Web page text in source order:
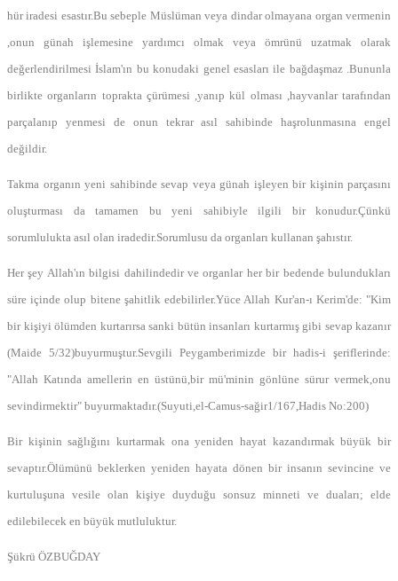
hür iradesi esastır.Bu sebeple Müslüman veya dindar olmayana organ vermenin
,onun günah işlemesine yardımcı olmak veya ömrünü uzatmak olarak
değerlendirilmesi İslam'ın bu konudaki genel esasları ile bağdaşmaz .Bununla
birlikte organların toprakta çürümesi ,yanıp kül olması ,hayvanlar tarafından
parçalanıp yenmesi de onun tekrar asıl sahibinde haşrolunmasına engel
değildir.
Takma organın yeni sahibinde sevap veya günah işleyen bir kişinin parçasını
oluşturması da tamamen bu yeni sahibiyle ilgili bir konudur.Çünkü
sorumlulukta asıl olan iradedir.Sorumlusu da organları kullanan şahıstır.
Her şey Allah'ın bilgisi dahilindedir ve organlar her bir bedende bulundukları
süre içinde olup bitene şahitlik edebilirler.Yüce Allah Kur'an-ı Kerim'de: "Kim
bir kişiyi ölümden kurtarırsa sanki bütün insanları kurtarmış gibi sevap kazanır
(Maide 5/32)buyurmuştur.Sevgili Peygamberimizde bir hadis-i şeriflerinde:
"Allah Katında amellerin en üstünü,bir mü'minin gönlüne sürur vermek,onu
sevindirmektir" buyurmaktadır.(Suyuti,el-Camus-sağir1/167,Hadis No:200)
Bir kişinin sağlığını kurtarmak ona yeniden hayat kazandırmak büyük bir
sevaptır.Ölümünü beklerken yeniden hayata dönen bir insanın sevincine ve
kurtuluşuna vesile olan kişiye duyduğu sonsuz minneti ve duaları; elde
edilebilecek en büyük mutluluktur.
Şükrü ÖZBUĞDAY